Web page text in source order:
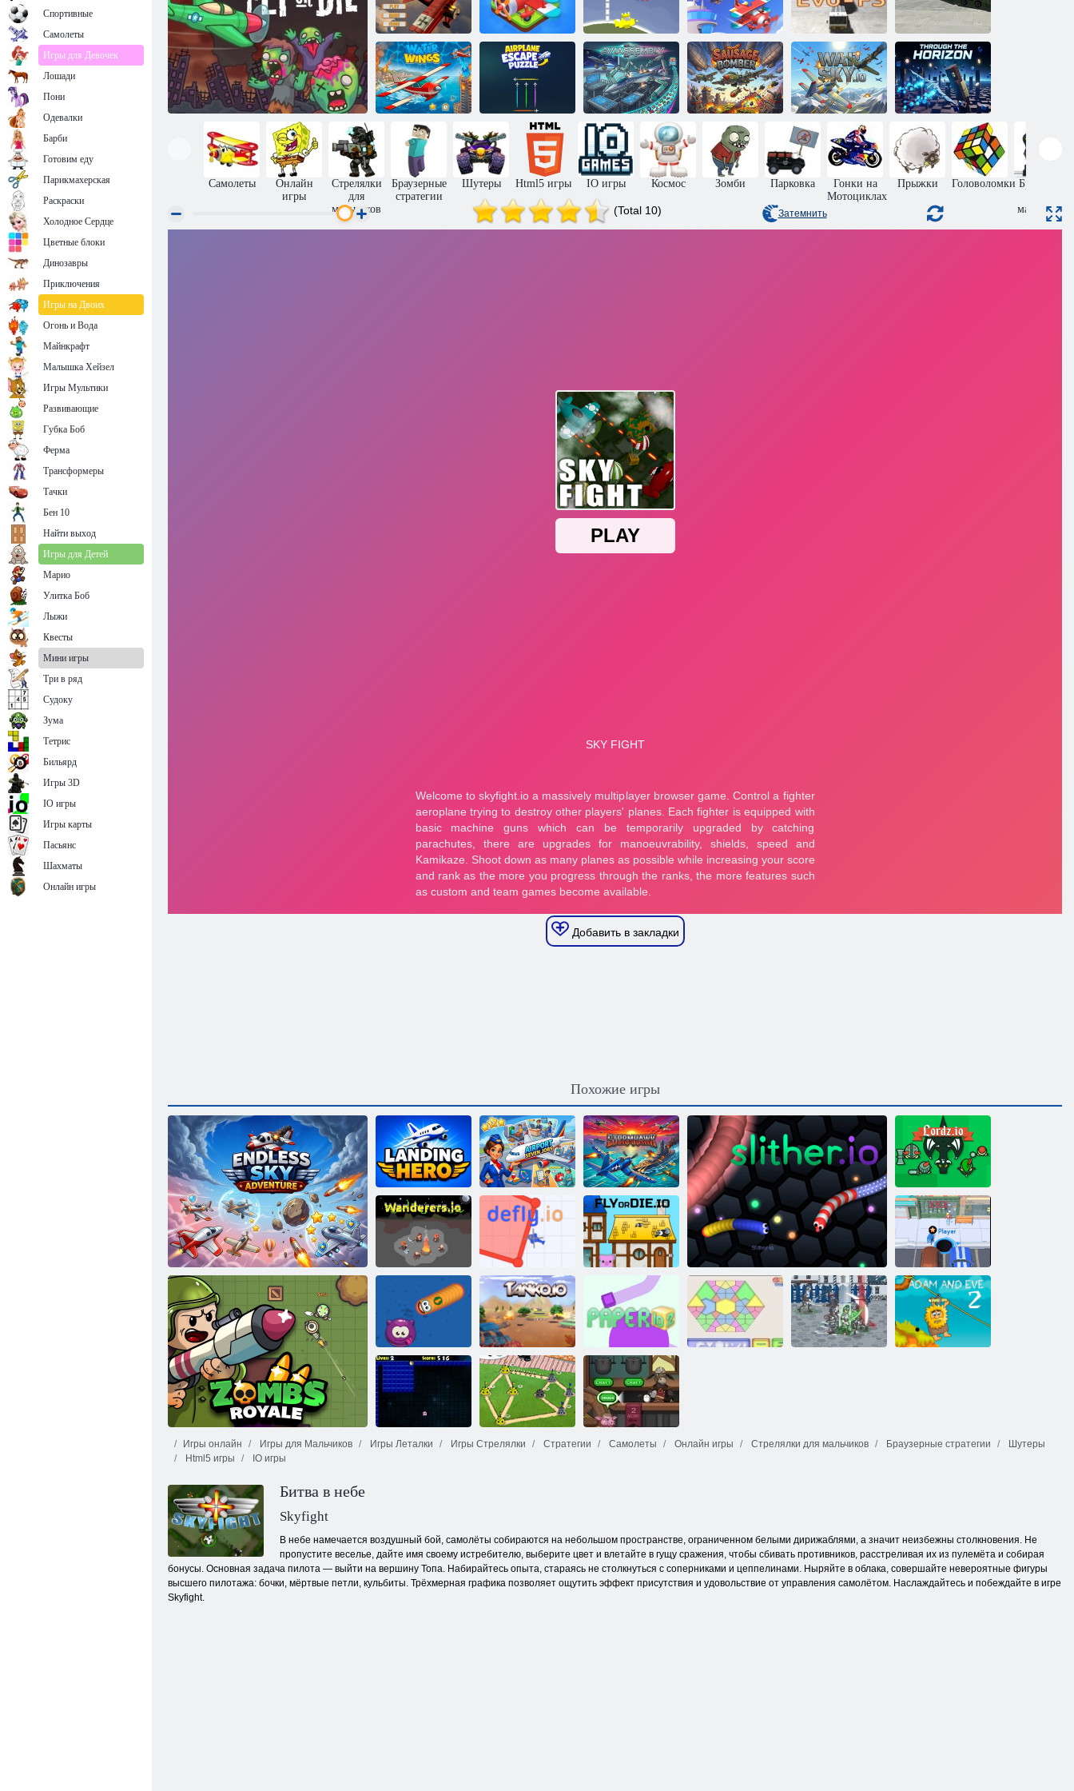
Воздушная
борьба
Самолет
слияния
Микро пилоты
Объединение
самолётов
Эво-Ф3
Следующий
гонщик 2
Водные крылья
Самолётный
побег
Головоломка
Авиасборка
Сосисочный
Бомбер
Сквозь
горизонт
Самолеты
Онлайн
игры
Стрелялки
для
мальчиков
Браузерные
стратегии
Шутеры Html5 игры IO игры Космос Зомби Парковка
Гонки на
Мотоциклах
Прыжки Головоломки Бродилки
мальчиков
(Total 10) Затемнить
Добавить в закладки
Похожие игры
Бесконечное приключение в небе
Десантный
герой
Семь
профессий в
аэропорту
Буревестник Лорды
Туристы.ио Дефлай
Зомбз рояль
Лети или умри Чёрная дыра
Зона червей Танк.ио Папер ио 2
Игры онлайн Игры для Мальчиков Игры Леталки Игры Стрелялки Стратегии Самолеты Онлайн игры Стрелялки для мальчиков Браузерные стратегии
Шутеры
Html5 игры
IO игры
Битва в небе
Skyfight
В небе намечается воздушный бой, самолёты собираются на небольшом пространстве, ограниченном белыми дирижаблями, а значит неизбежны столкновения. Не
пропустите веселье, дайте имя своему истребителю, выберите цвет и влетайте в гущу сражения, чтобы сбивать противников, расстреливая их из пулемёта и собирая
бонусы. Основная задача пилота — выйти на вершину Топа. Набирайтесь опыта, стараясь не столкнуться с соперниками и цеппелинами. Ныряйте в облака, совершайте невероятные фигуры
высшего пилотажа: бочки, мёртвые петли, кульбиты. Трёхмерная графика позволяет ощутить эффект присутствия и удовольствие от управления самолётом. Наслаждайтесь и побеждайте в игре
Skyfight.
Спортивные
Самолеты
Игры для Девочек
Лошади
Пони
Одевалки
Барби
Готовим еду
Парикмахерская
Раскраски
Холодное Сердце
Цветные блоки
Динозавры
Приключения
Игры на Двоих
Огонь и Вода
Майнкрафт
Малышка Хейзел
Игры Мультики
Развивающие
Губка Боб
Ферма
Трансформеры
Тачки
Бен 10
Найти выход
Игры для Детей
Марио
Улитка Боб
Лыжи
Квесты
Мини игры
Три в ряд
Судоку
Зума
Тетрис
Бильярд
Игры 3D
IO игры
Игры карты
Пасьянс
Шахматы
Онлайн игры